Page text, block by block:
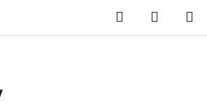
Hľadať
KOŠÍK